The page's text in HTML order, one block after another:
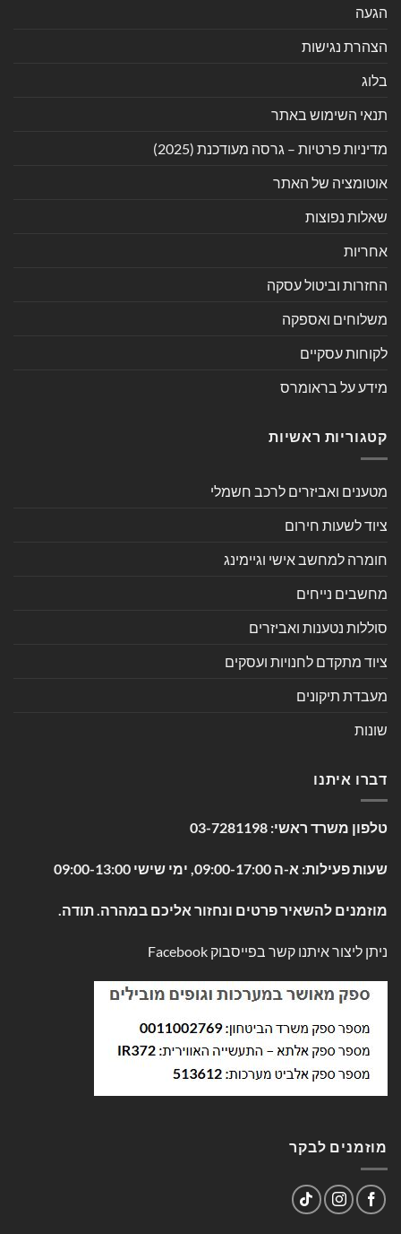
הגעה
הצהרת נגישות
בלוג
תנאי השימוש באתר
מדיניות פרטיות – גרסה מעודכנת (2025)
אוטומציה של האתר
שאלות נפוצות
אחריות
החזרות וביטול עסקה
משלוחים ואספקה
לקוחות עסקיים
מידע על בראומרס
קטגוריות ראשיות
מטענים ואביזרים לרכב חשמלי
ציוד לשעות חירום
חומרה למחשב אישי וגיימינג
מחשבים נייחים
סוללות נטענות ואביזרים
ציוד מתקדם לחנויות ועסקים
מעבדת תיקונים
שונות
דברו איתנו
טלפון משרד ראשי: 03-7281198
שעות פעילות: א-ה 09:00-17:00, ימי שישי 09:00-13:00
מוזמנים להשאיר פרטים ונחזור אליכם במהרה. תודה.
ניתן ליצור איתנו קשר בפייסבוק Facebook
מוזמנים לבקר